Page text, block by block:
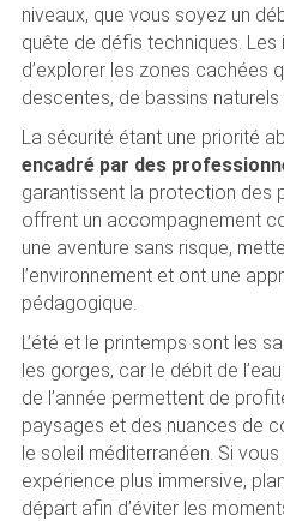
niveaux, que vous soyez un
quête de défis techniques.
d’explorer les zones cachées
descentes, de bassins
La sécurité étant une priorité
encadré par des
garantissent la protection des
offrent un accompagnement
une aventure sans risque,
l’environnement et ont une
pédagogique.
L’été et le printemps sont les
les gorges, car le débit de
de l’année permettent de
paysages et des nuances de
le soleil méditerranéen. Si
expérience plus immersive,
départ afin d’éviter les